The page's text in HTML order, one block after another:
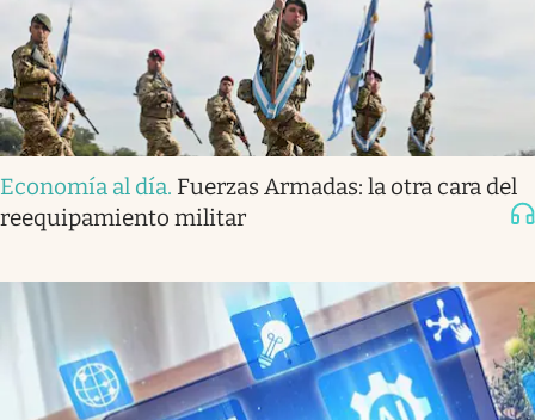
Economía al día. Fuerzas Armadas: la otra cara del
reequipamiento militar